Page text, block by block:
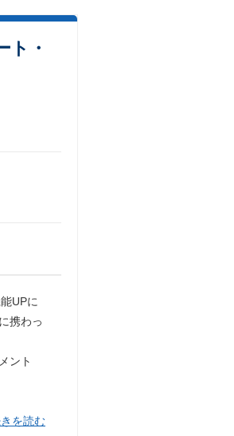
ト・
UPに
携わっ
ント
を読む